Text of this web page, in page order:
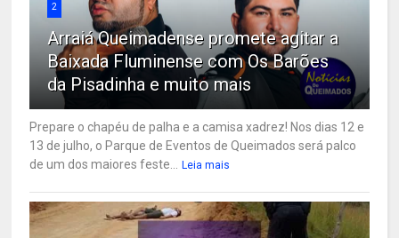
2
Arraiá Queimadense promete agitar a
Baixada Fluminense com Os Barões
da Pisadinha e muito mais
Prepare o chapéu de palha e a camisa xadrez! Nos dias 12 e
13 de julho, o Parque de Eventos de Queimados será palco
de um dos maiores feste...
Leia mais